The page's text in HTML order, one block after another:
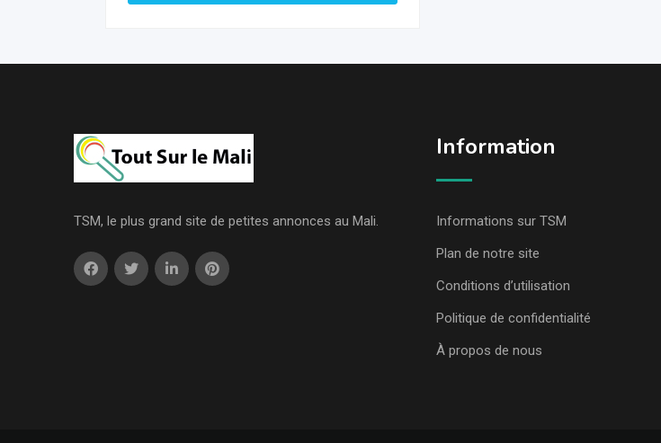
TSM, le plus grand site de petites annonces au Mali.
Information
Informations sur TSM
Plan de notre site
Conditions d’utilisation
Politique de confidentialité
À propos de nous